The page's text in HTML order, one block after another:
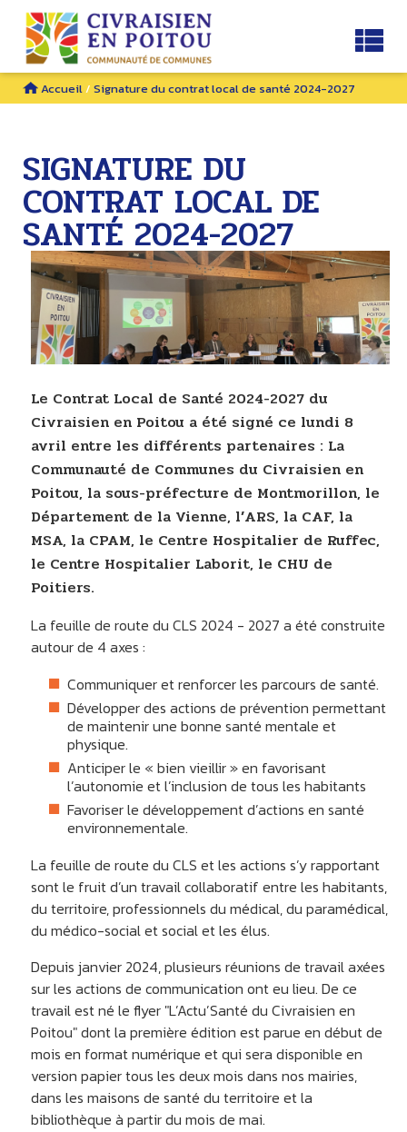
Accueil/ Signature du contrat local de santé 2024-2027
SIGNATURE DU
CONTRAT LOCAL DE
SANTÉ 2024-2027
Le Contrat Local de Santé 2024-2027 du
Civraisien en Poitou a été signé ce lundi 8
avril entre les différents partenaires : La
Communauté de Communes du Civraisien en
Poitou, la sous-préfecture de Montmorillon, le
Département de la Vienne, l’ARS, la CAF, la
MSA, la CPAM, le Centre Hospitalier de Ruffec,
le Centre Hospitalier Laborit, le CHU de
Poitiers.
La feuille de route du CLS 2024 - 2027 a été construite
autour de 4 axes :
Communiquer et renforcer les parcours de santé.
Développer des actions de prévention permettant
de maintenir une bonne santé mentale et
physique.
Anticiper le « bien vieillir » en favorisant
l’autonomie et l’inclusion de tous les habitants
Favoriser le développement d’actions en santé
environnementale.
La feuille de route du CLS et les actions s’y rapportant
sont le fruit d’un travail collaboratif entre les habitants,
du territoire, professionnels du médical, du paramédical,
du médico-social et social et les élus.
Depuis janvier 2024, plusieurs réunions de travail axées
sur les actions de communication ont eu lieu. De ce
travail est né le flyer "L’Actu’Santé du Civraisien en
Poitou" dont la première édition est parue en début de
mois en format numérique et qui sera disponible en
version papier tous les deux mois dans nos mairies,
dans les maisons de santé du territoire et la
bibliothèque à partir du mois de mai.